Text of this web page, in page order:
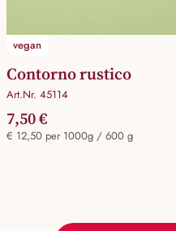
vegan
Contorno rustico
Art.Nr. 45114
7,50 €
€ 12,50 per 1000g / 600 g